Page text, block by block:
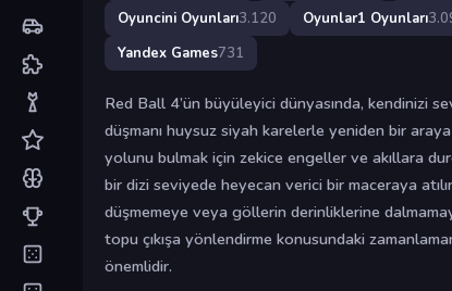
Oyuncini Oyunları3.120 Oyunlar1 Oyunları
Yandex Games731
Red Ball 4’ün büyüleyici dünyasında, kendinizi
düşmanı huysuz siyah karelerle yeniden bir
yolunu bulmak için zekice engeller ve akıllara
bir dizi seviyede heyecan verici bir maceraya
düşmemeye veya göllerin derinliklerine
topu çıkışa yönlendirme konusundaki
önemlidir.